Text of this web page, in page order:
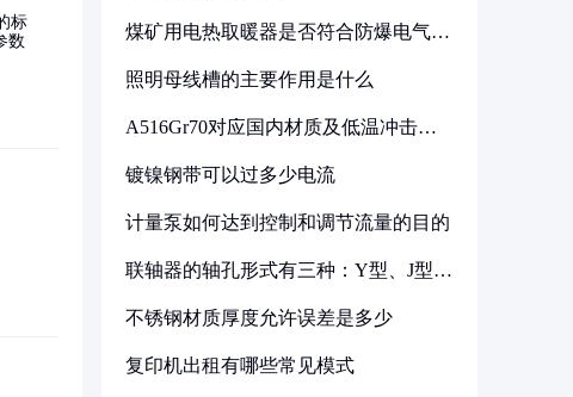
煤矿用电热取暖器是否符合防爆电气设
照明母线槽的主要作用是什么
A516Gr70对应国内材质及低温冲击要
镀镍钢带可以过多少电流
计量泵如何达到控制和调节流量的目的
联轴器的轴孔形式有三种：Y型、J型、
不锈钢材质厚度允许误差是多少
复印机出租有哪些常见模式